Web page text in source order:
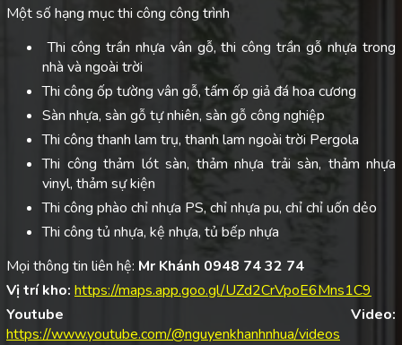
Một số hạng mục thi công công trình
Thi công trần nhựa vân gỗ, thi công trần gỗ nhựa trong
nhà và ngoài trời
Thi công ốp tường vân gỗ, tấm ốp giả đá hoa cương
Sàn nhựa, sàn gỗ tự nhiên, sàn gỗ công nghiệp
Thi công thanh lam trụ, thanh lam ngoài trời Pergola
Thi công thảm lót sàn, thảm nhựa trải sàn, thảm nhựa
vinyl, thảm sự kiện
Thi công phào chỉ nhựa PS, chỉ nhựa pu, chỉ chỉ uốn dẻo
Thi công tủ nhựa, kệ nhựa, tủ bếp nhựa
Mọi thông tin liên hệ: Mr Khánh 0948 74 32 74
Vị trí kho: https://maps.app.goo.gl/UZd2CrVpoE6Mns1C9
Youtube Video:
https://www.youtube.com/@nguyenkhanhnhua/videos